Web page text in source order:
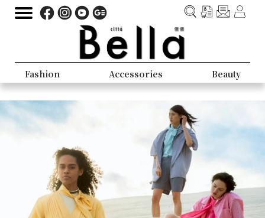
Fashion Accessories Beauty